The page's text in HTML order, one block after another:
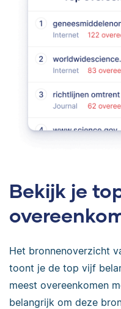
Bekijk je
Het bronnenoverzicht
toont je de top vijf
meest overeenkomen
belangrijk om deze